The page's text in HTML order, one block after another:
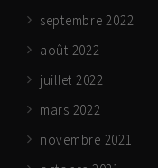
septembre 2022
août 2022
juillet 2022
mars 2022
novembre 2021